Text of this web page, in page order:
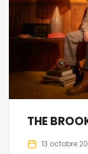
THE
13 octobre